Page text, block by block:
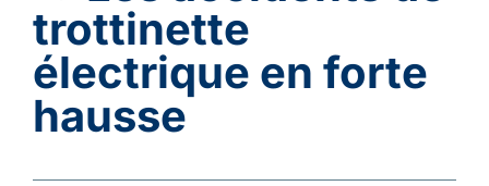
trottinette
électrique en forte
hausse